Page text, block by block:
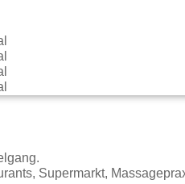
Supermarkt,